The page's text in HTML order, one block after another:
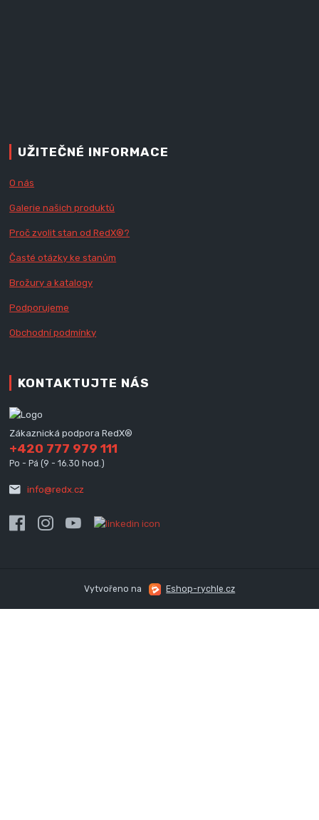
UŽITEČNÉ INFORMACE
O nás
Galerie našich produktů
Proč zvolit stan od RedX®?
Časté otázky ke stanům
Brožury a katalogy
Podporujeme
Obchodní podmínky
KONTAKTUJTE NÁS
Zákaznická podpora RedX®
+420 777 979 111
Po - Pá (9 - 16.30 hod.)
info@redx.cz
Vytvořeno na Eshop-rychle.cz